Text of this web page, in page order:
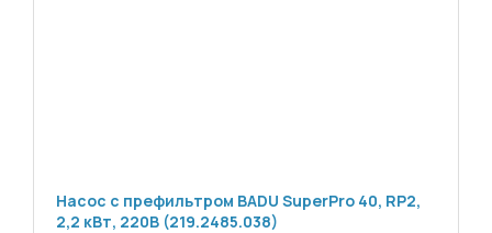
Насос с префильтром BADU SuperPro 40, RP2,
2,2 кВт, 220В (219.2485.038)